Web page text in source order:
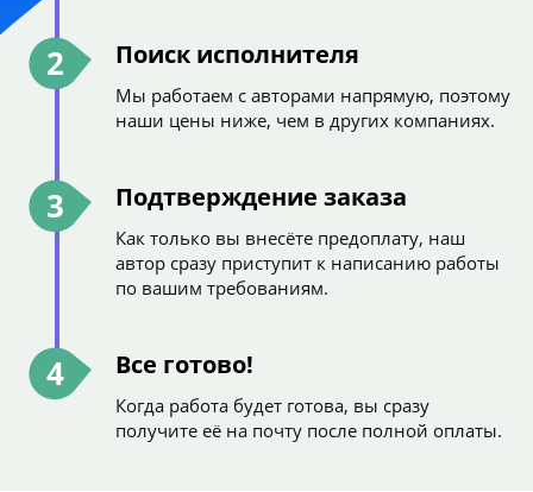
2 Поиск исполнителя
Мы работаем с авторами напрямую, поэтому
наши цены ниже, чем в других компаниях.
3 Подтверждение заказа
Как только вы внесёте предоплату, наш
автор сразу приступит к написанию работы
по вашим требованиям.
4 Все готово!
Когда работа будет готова, вы сразу
получите её на почту после полной оплаты.